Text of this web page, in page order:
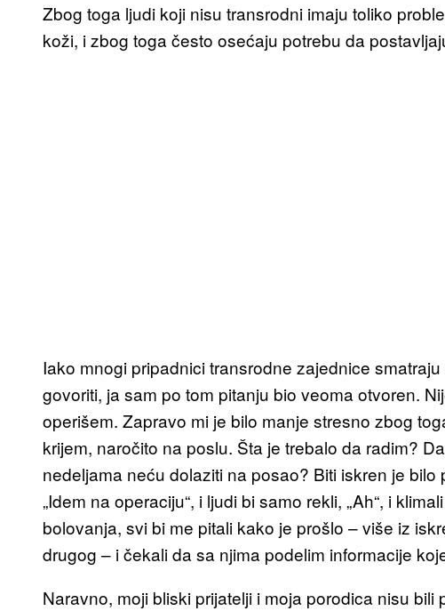
Zbog toga ljudi koji nisu transrodni imaju toliko
koži, i zbog toga često osećaju potrebu da
Iako mnogi pripadnici transrodne zajednice
govoriti, ja sam po tom pitanju bio veoma otvoren.
operišem. Zapravo mi je bilo manje stresno zbog
krijem, naročito na poslu. Šta je trebalo da radim?
nedeljama neću dolaziti na posao? Biti iskren je
„Idem na operaciju“, i ljudi bi samo rekli, „Ah“, i
bolovanja, svi bi me pitali kako je prošlo – više iz
drugog – i čekali da sa njima podelim informacije
Naravno, moji bliski prijatelji i moja porodica nisu